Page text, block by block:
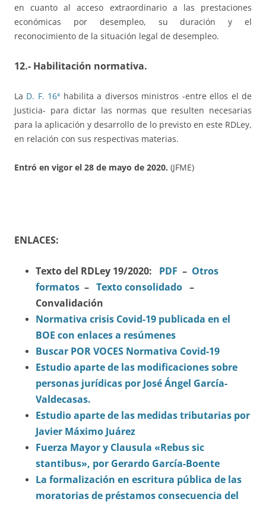
en cuanto al acceso extraordinario a las prestaciones
económicas por desempleo, su duración y el
reconocimiento de la situación legal de desempleo.
12.- Habilitación normativa.
La D. F. 16ª habilita a diversos ministros -entre ellos el de
Justicia- para dictar las normas que resulten necesarias
para la aplicación y desarrollo de lo previsto en este RDLey,
en relación con sus respectivas materias.
Entró en vigor el 28 de mayo de 2020. (JFME)
ENLACES:
Texto del RDLey 19/2020: PDF – Otros
formatos – Texto consolidado –
Convalidación
Normativa crisis Covid-19 publicada en el
BOE con enlaces a resúmenes
Buscar POR VOCES Normativa Covid-19
Estudio aparte de las modificaciones sobre
personas jurídicas por José Ángel García-
Valdecasas.
Estudio aparte de las medidas tributarias por
Javier Máximo Juárez
Fuerza Mayor y Clausula «Rebus sic
stantibus», por Gerardo García-Boente
La formalización en escritura pública de las
moratorias de préstamos consecuencia del